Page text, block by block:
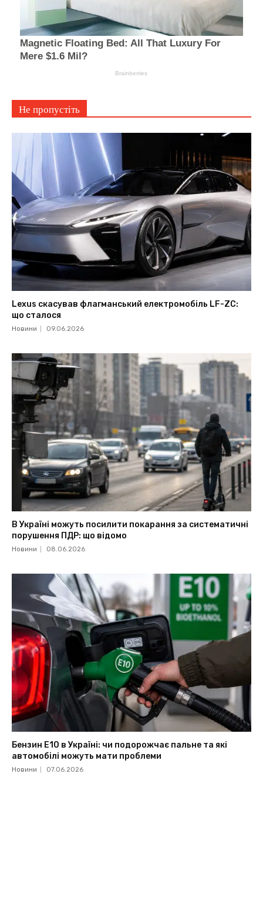
Не пропустіть
Lexus скасував флагманський електромобіль LF-ZC:
що сталося
Новини 09.06.2026
В Україні можуть посилити покарання за систематичні
порушення ПДР: що відомо
Новини 08.06.2026
Бензин Е10 в Україні: чи подорожчає пальне та які
автомобілі можуть мати проблеми
Новини 07.06.2026